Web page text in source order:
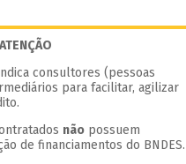
ATENÇÃO
consultores (pessoas
para facilitar, agilizar
nãopossuem
de financiamentos do BNDES.